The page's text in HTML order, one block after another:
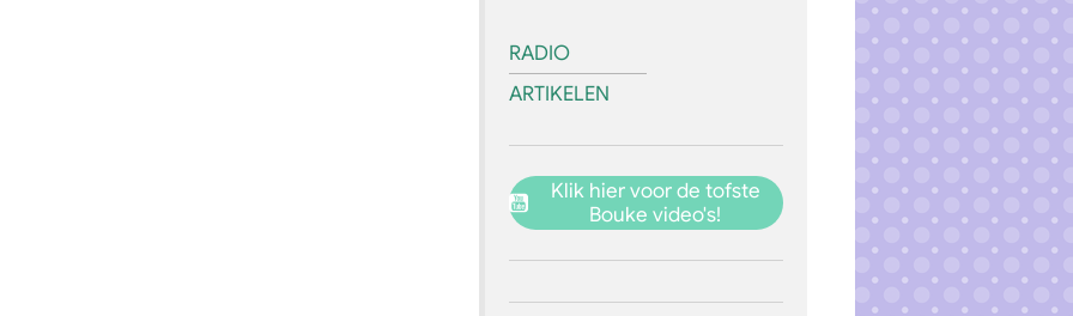
RADIO
ARTIKELEN
Klik hier voor de tofste
Bouke video's!